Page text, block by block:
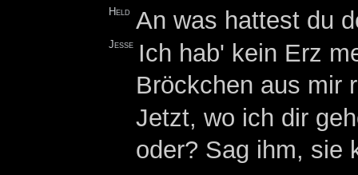
Held An was hattest du
Jesse Ich hab' kein Erz
Bröckchen aus mir
Jetzt, wo ich dir
oder? Sag ihm, sie